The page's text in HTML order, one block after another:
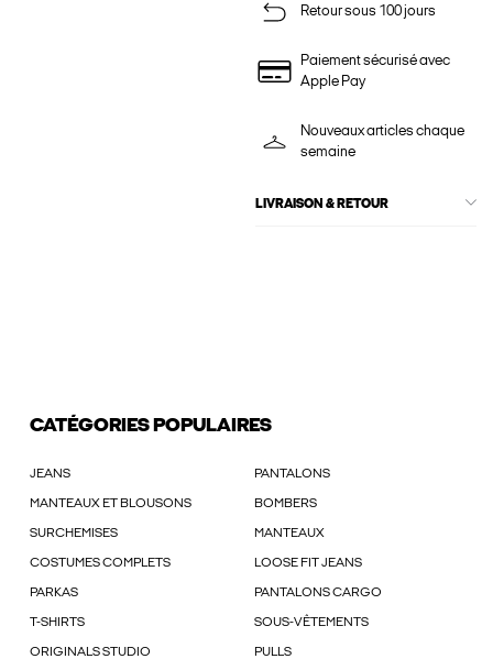
Retour sous 100 jours
Paiement sécurisé avec
Apple Pay
Nouveaux articles chaque
semaine
LIVRAISON & RETOUR
CATÉGORIES POPULAIRES
JEANS PANTALONS
MANTEAUX ET BLOUSONS BOMBERS
SURCHEMISES MANTEAUX
COSTUMES COMPLETS LOOSE FIT JEANS
PARKAS PANTALONS CARGO
T-SHIRTS SOUS-VÊTEMENTS
ORIGINALS STUDIO PULLS